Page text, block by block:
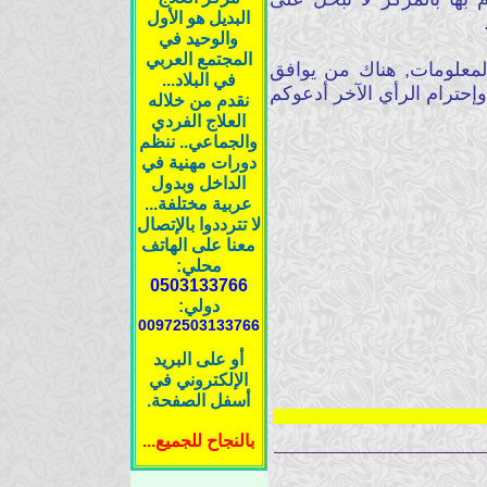
هناك من يوافق
الرأي الآخر أدعوكم
البديل هو الأول
والوحيد في
المجتمع العربي
في البلاد...
نقدم من خلاله
العلاج الفردي
والجماعي.. ننظم
دورات مهنية في
الداخل وبدول
عربية مختلفة...
لا تترددوا بالإتصال
معنا على الهاتف
محلي:
0503133766
دولي:
00972503133766
أو على البريد
الإلكتروني في
أسفل الصفحة.
بالنجاح للجميع...